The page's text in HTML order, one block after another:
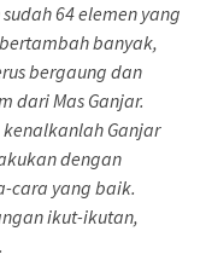
64 elemen yang
banyak,
bergaung dan
dari Mas Ganjar.
Ganjar
dengan
cara yang baik.
ikut-ikutan,